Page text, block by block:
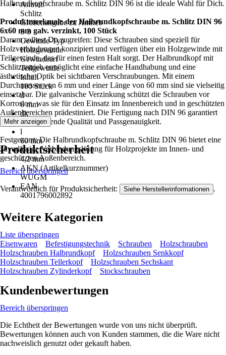
Antrieb
Schlitz
Größenangabe zu Antrieb
S 3
Gewinde-Typ
Holzgewinde
Gewindeart
Teilgewinde
Inhalt
100 Stück
d
6 mm
dk
12 mm
l
60 mm
k
4,2 mm
AKN (Artikelkurznummer)
WUGM
EAN
4001796002892
Halbrundkopfschraube m. Schlitz DIN 96 ist die ideale Wahl für Dich.
Produktmerkmale der Halbrundkopfschraube m. Schlitz DIN 96
6x60 mm galv. verzinkt, 100 Stück
Darum solltest Du zugreifen: Diese Schrauben sind speziell für
Holzverbindungen konzipiert und verfügen über ein Holzgewinde mit
Teilgewinde, das für einen festen Halt sorgt. Der Halbrundkopf mit
Schlitzantrieb ermöglicht eine einfache Handhabung und eine
ästhetische Optik bei sichtbaren Verschraubungen. Mit einem
Durchmesser von 6 mm und einer Länge von 60 mm sind sie vielseitig
einsetzbar. Die galvanische Verzinkung schützt die Schrauben vor
Korrosion, was sie für den Einsatz im Innenbereich und in geschützten
Außenbereichen prädestiniert. Die Fertigung nach DIN 96 garantiert
eine gleichbleibende Qualität und Passgenauigkeit.
Festgezurrt: Die Halbrundkopfschraube m. Schlitz DIN 96 bietet eine
zuverlässige Verbindungslösung für Holzprojekte im Innen- und
geschützten Außenbereich.
Mehr anzeigen
Produktsicherheit
Bereich überspringen
Verantwortlich für Produktsicherheit: Siehe Herstellerinformationen .
Weitere Kategorien
Liste überspringen
Eisenwaren
Befestigungstechnik Schrauben
Holzschrauben
Holzschrauben Halbrundkopf
Holzschrauben Senkkopf
Holzschrauben Tellerkopf
Holzschrauben Sechskant
Holzschrauben Zylinderkopf
Stockschrauben
Kundenbewertungen
Bereich überspringen
Die Echtheit der Bewertungen wurde von uns nicht überprüft.
Bewertungen können auch von Kunden stammen, die die Ware nicht
nachweislich genutzt oder gekauft haben.